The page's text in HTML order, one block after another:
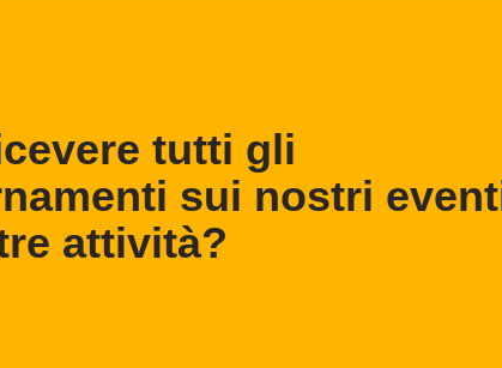
tutti gli
sui nostri
attività?